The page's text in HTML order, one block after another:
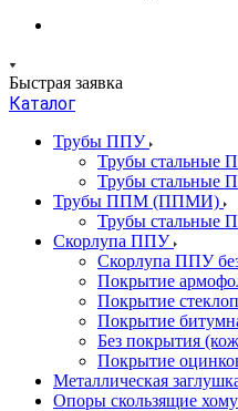
Быстрая заявка
Каталог
Трубы ППУ
Трубы стальные
Трубы стальные
Трубы ППМ (ППМИ)
Трубы стальные
Скорлупа ППУ
Скорлупа ППУ
Покрытие
Покрытие
Покрытие
Без покрытия
Покрытие
Металлическая
Опоры скользящие